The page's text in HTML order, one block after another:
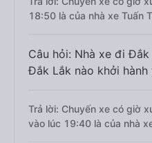
18:50 là của nhà xe Tuấn
Câu hỏi: Nhà xe đi
Đắk Lắk nào khởi hành
Trả lời: Chuyến xe có giờ
vào lúc 19:40 là của nhà